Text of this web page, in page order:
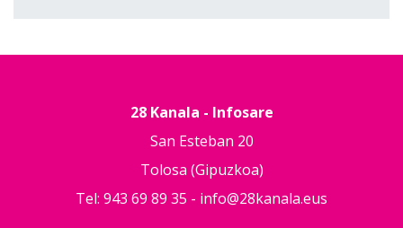
28 Kanala - Infosare
San Esteban 20
Tolosa (Gipuzkoa)
Tel: 943 69 89 35 - info@28kanala.eus